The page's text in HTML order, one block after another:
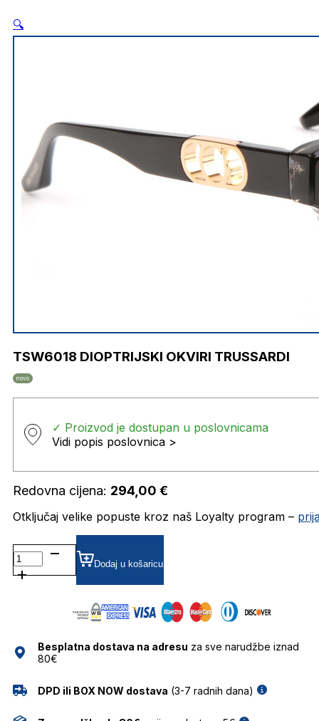
🔍
TSW6018 DIOPTRIJSKI OKVIRI TRUSSARDI
novo
✓ Proizvod je dostupan u poslovnicama
Vidi popis poslovnica >
Redovna cijena: 294,00 €
Otključaj velike popuste kroz naš Loyalty program –
TSW6018 DIOPTRIJSKI
OKVIRI
TRUSSARDI
Dodaj u košaricu
Besplatna dostava na adresu za sve narudžbe iznad
80€
DPD ili BOX NOW dostava (3-7 radnih dana)